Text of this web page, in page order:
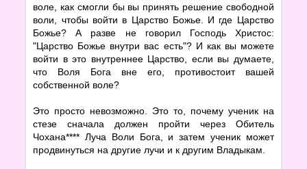
воле, как смогли бы вы принять решение свободной
воли, чтобы войти в Царство Божье. И где Царство
Божье? А разве не говорил Господь Христос:
"Царство Божье внутри вас есть"? И как вы можете
войти в это внутреннее Царство, если вы думаете,
что Воля Бога вне его, противостоит вашей
собственной воле?
Это просто невозможно. Это то, почему ученик на
стезе сначала должен пройти через Обитель
Чохана**** Луча Воли Бога, и затем ученик может
продвинуться на другие лучи и к другим Владыкам.